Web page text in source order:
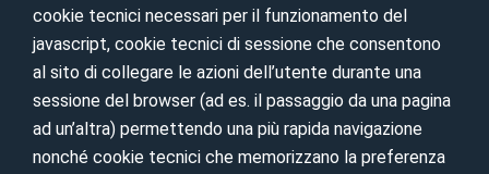
cookie tecnici necessari per il funzionamento del
javascript, cookie tecnici di sessione che consentono
al sito di collegare le azioni dell’utente durante una
sessione del browser (ad es. il passaggio da una pagina
ad un’altra) permettendo una più rapida navigazione
nonché cookie tecnici che memorizzano la preferenza